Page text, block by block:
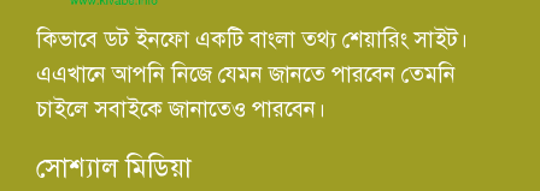
কিভাবে ডট ইনফো একটি বাংলা তথ্য শেয়ারিং সাইট।
এএখানে আপনি নিজে যেমন জানতে পারবেন তেমনি
চাইলে সবাইকে জানাতেও পারবেন।
সোশ্যাল মিডিয়া